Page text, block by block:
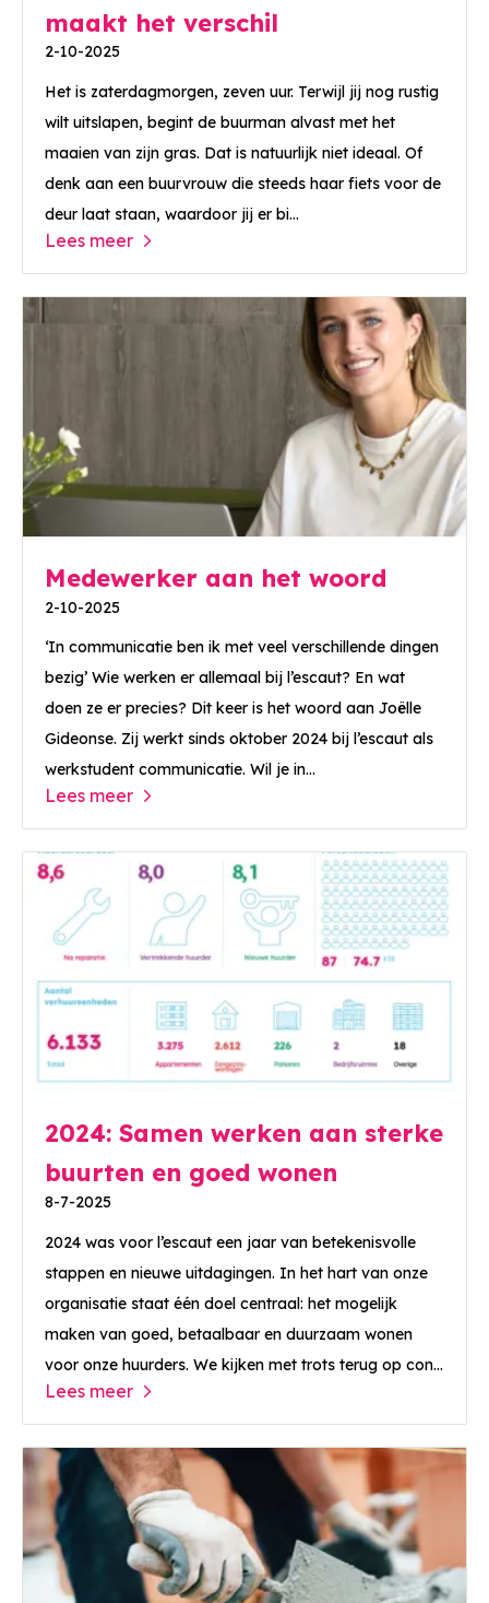
maakt het verschil
2-10-2025
Het is zaterdagmorgen, zeven uur. Terwijl jij nog rustig
wilt uitslapen, begint de buurman alvast met het
maaien van zijn gras. Dat is natuurlijk niet ideaal. Of
denk aan een buurvrouw die steeds haar fiets voor de
deur laat staan, waardoor jij er bi...
Lees meer
Medewerker aan het woord
2-10-2025
‘In communicatie ben ik met veel verschillende dingen
bezig’ Wie werken er allemaal bij l’escaut? En wat
doen ze er precies? Dit keer is het woord aan Joëlle
Gideonse. Zij werkt sinds oktober 2024 bij l’escaut als
werkstudent communicatie. Wil je in...
Lees meer
2024: Samen werken aan sterke
buurten en goed wonen
8-7-2025
2024 was voor l’escaut een jaar van betekenisvolle
stappen en nieuwe uitdagingen. In het hart van onze
organisatie staat één doel centraal: het mogelijk
maken van goed, betaalbaar en duurzaam wonen
voor onze huurders. We kijken met trots terug op con...
Lees meer